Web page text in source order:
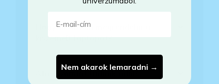
Hogyan tudom megrendelni a
kiszemelt laptopot?
Áfás számlát tudnak adni?
Nem akarok lemaradni →